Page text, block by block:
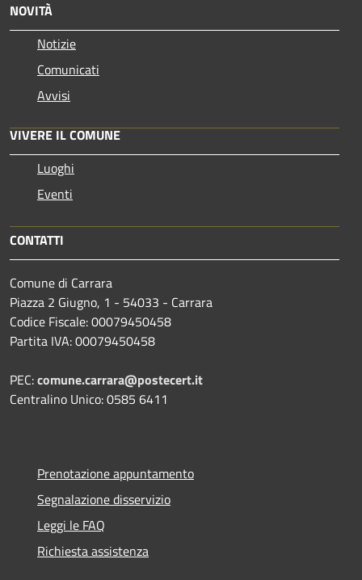
NOVITÀ
Notizie
Comunicati
Avvisi
VIVERE IL COMUNE
Luoghi
Eventi
CONTATTI
Comune di Carrara
Piazza 2 Giugno, 1 - 54033 - Carrara
Codice Fiscale: 00079450458
Partita IVA: 00079450458
PEC:comune.carrara@postecert.it
Centralino Unico: 0585 6411
Prenotazione appuntamento
Segnalazione disservizio
Leggi le FAQ
Richiesta assistenza